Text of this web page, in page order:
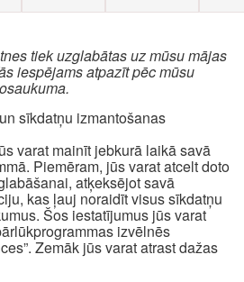
tiek uzglabātas uz mūsu mājas
iespējams atpazīt pēc mūsu
sīkdatņu izmantošanas
varat mainīt jebkurā laikā savā
Piemēram, jūs varat atcelt doto
atķeksējot savā
kas ļauj noraidīt visus sīkdatņu
Šos iestatījumus jūs varat
izvēlnēs
Zemāk jūs varat atrast dažas